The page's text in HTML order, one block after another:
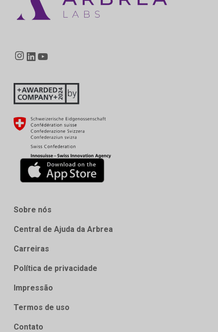
Instagram
LinkedIn
Sobre nós
Central de Ajuda da Arbrea
Carreiras
Política de privacidade
Impressão
Termos de uso
Contato